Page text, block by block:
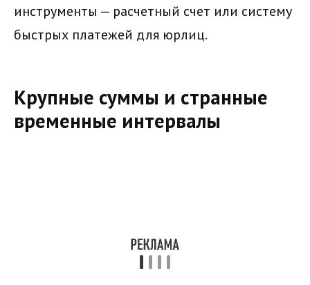
инструменты — расчетный счет или систему
быстрых платежей для юрлиц.
Крупные суммы и странные
временные интервалы